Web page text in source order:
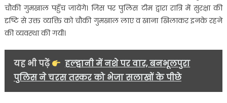
चौकी गुमखाल पहुँच जायेंगे। जिस पर पुलिस टीम द्वारा रात्रि में सुरक्षा की
दृष्टि से उक्त व्यक्ति को चौकी गुमखाल लाए व खाना खिलाकर इनके रहने
की व्यवस्था की गयी।
यह भी पढ़ें
हल्द्वानी में नशे पर वार, बनभूलपुरा
पुलिस ने चरस तस्कर को भेजा सलाखों के पीछे